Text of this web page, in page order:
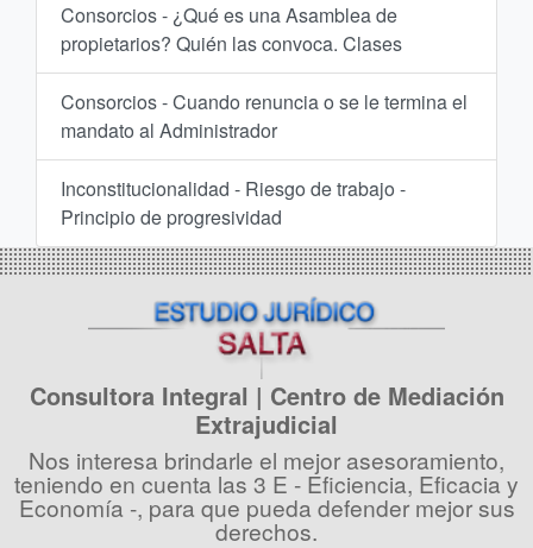
Consorcios - ¿Qué es una Asamblea de
propietarios? Quién las convoca. Clases
Consorcios - Cuando renuncia o se le termina el
mandato al Administrador
Inconstitucionalidad - Riesgo de trabajo -
Principio de progresividad
Consultora Integral | Centro de Mediación
Extrajudicial
Nos interesa brindarle el mejor asesoramiento,
teniendo en cuenta las 3 E - Eficiencia, Eficacia y
Economía -, para que pueda defender mejor sus
derechos.